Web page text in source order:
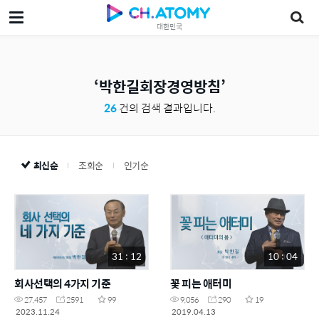
대한민국
박한길회장경영방침
26건의 검색 결과입니다.
최신순 조회순 인기순
31 : 12
회사선택의 4가지 기준
27,457 2591
99
2023.11.24
10 : 04
꽃 피는 애터미
9,056 290
19
2019.04.13